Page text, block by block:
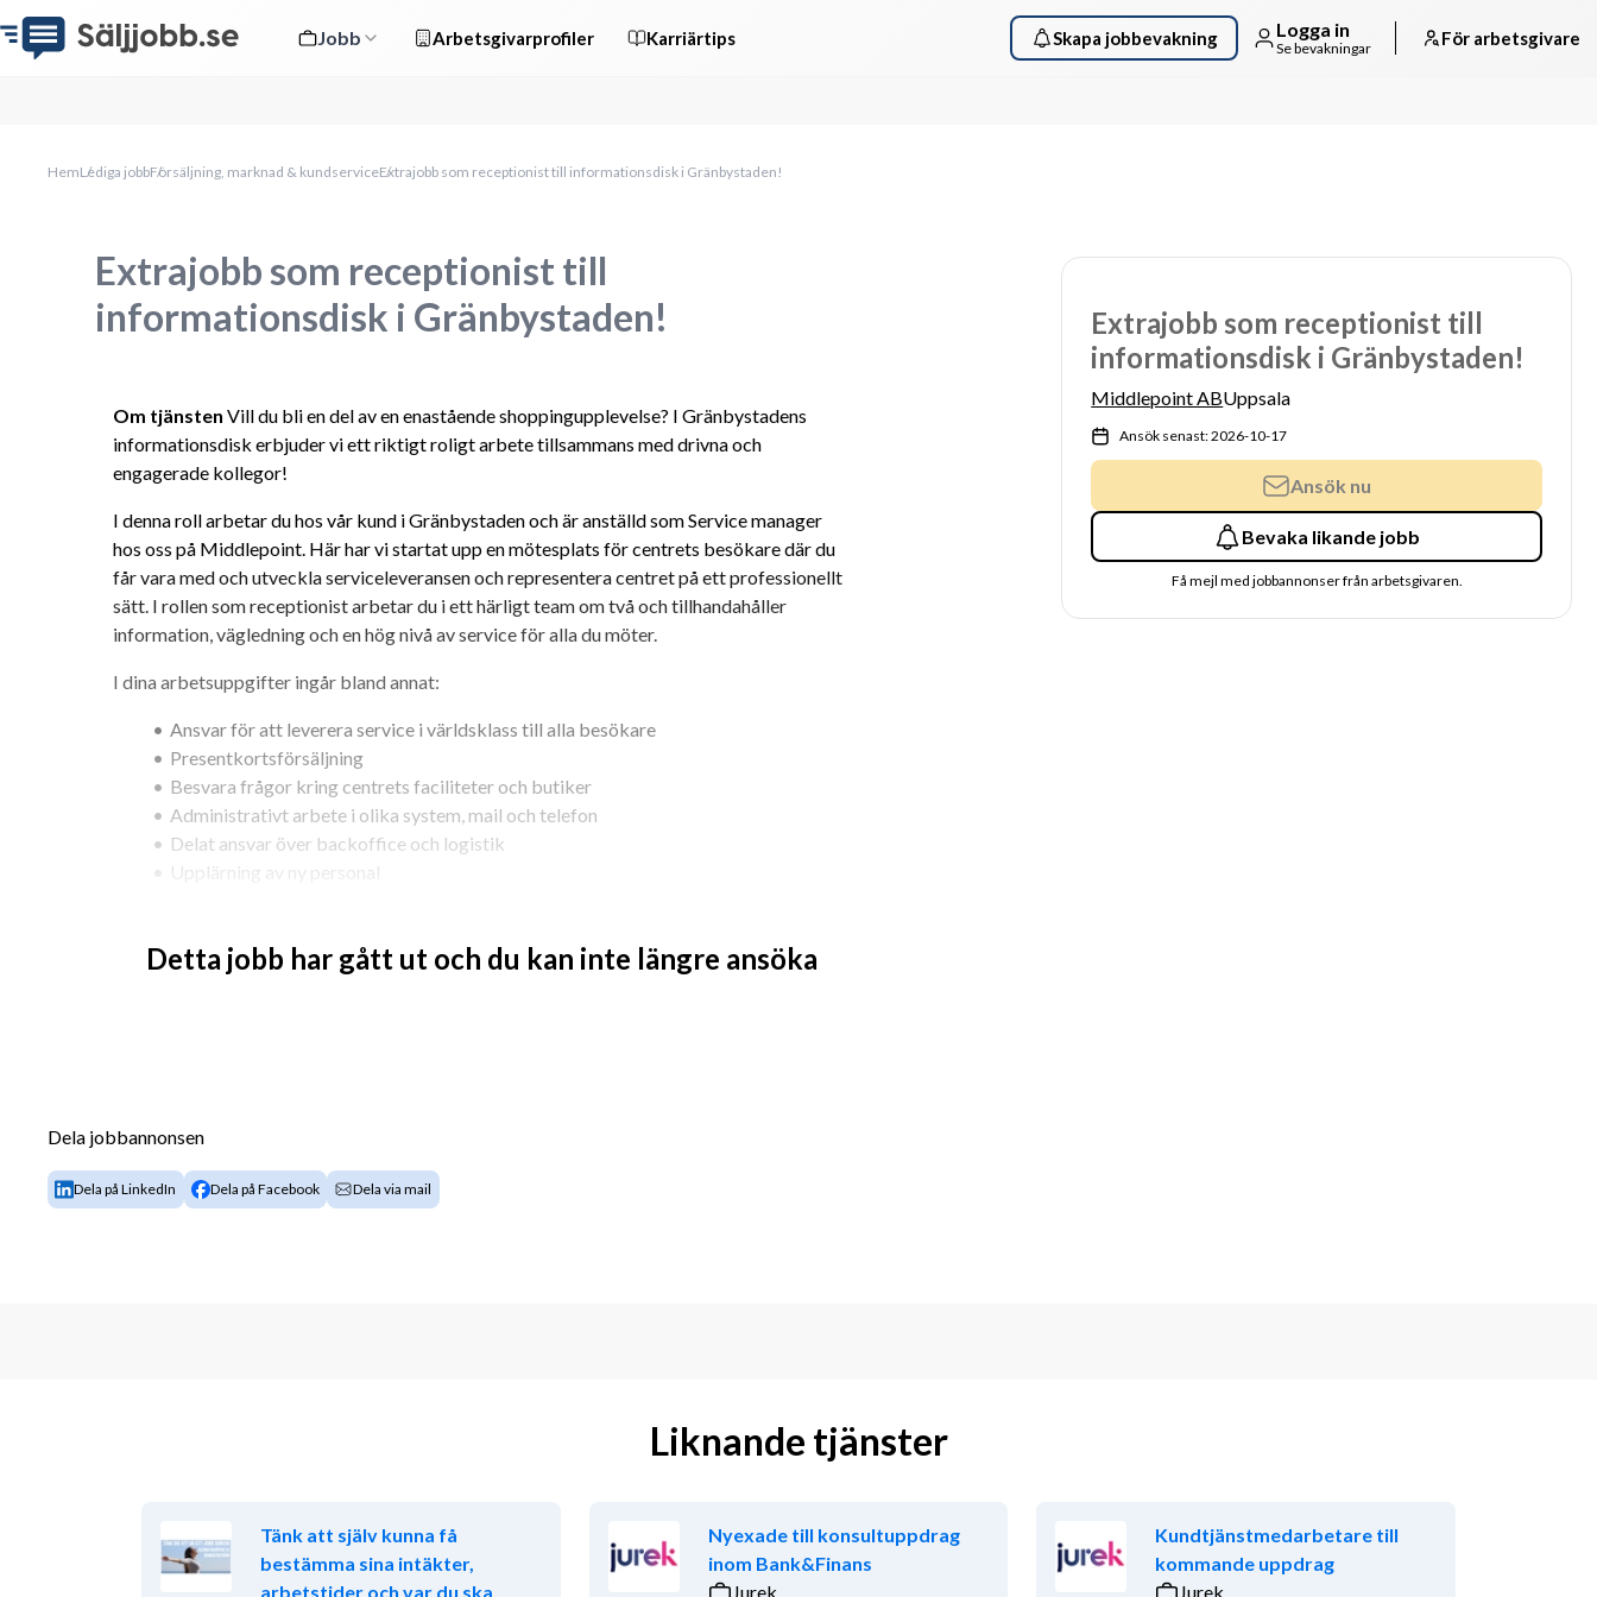
Jobb Arbetsgivarprofiler Karriärtips Skapa jobbevakning Logga in
Se bevakningar För arbetsgivare
HemLediga jobbFörsäljning, marknad & kundserviceExtrajobb som receptionist till informationsdisk i Gränbystaden!
Extrajobb som receptionist till
informationsdisk i Gränbystaden!
Om tjänsten Vill du bli en del av en enastående shoppingupplevelse? I Gränbystadens
informationsdisk erbjuder vi ett riktigt roligt arbete tillsammans med drivna och
engagerade kollegor!
I denna roll arbetar du hos vår kund i Gränbystaden och är anställd som Service manager
hos oss på Middlepoint. Här har vi startat upp en mötesplats för centrets besökare där du
får vara med och utveckla serviceleveransen och representera centret på ett professionellt
sätt. I rollen som receptionist arbetar du i ett härligt team om två och tillhandahåller
information, vägledning och en hög nivå av service för alla du möter.
I dina arbetsuppgifter ingår bland annat:
Ansvar för att leverera service i världsklass till alla besökare
Presentkortsförsäljning
Besvara frågor kring centrets faciliteter och butiker
Administrativt arbete i olika system, mail och telefon
Delat ansvar över backoffice och logistik
Upplärning av ny personal
och älskar att jobba med människor. Du är flexibel, prestigelös och tar dig an dina
arbetsuppgifter med glädje. Vi ser att du är energisk person med en positiv inställning som
Tider: Cirka 09:00-17:30 eller 12:00-20:30. Även stort behov av beredskap
Belägen i Gränbystaden
högklassig arbetsplats- och frontdeskservice sedan starten 2009. Vi är ISO-certifierade
inom kvalité (9001), miljö (14001) och arbetsmiljö (45001) och är ett helägt dotterbolag
mittpunkten.
Detta jobb har gått ut och du kan inte längre ansöka
Extrajobb som receptionist till
informationsdisk i Gränbystaden!
Middlepoint ABUppsala
Ansök senast: 2026-10-17
Ansök nu
Bevaka likande jobb
Få mejl med jobbannonser från arbetsgivaren.
Dela jobbannonsen
Dela på LinkedIn Dela på Facebook Dela via mail
Liknande tjänster
Tänk att själv kunna få
bestämma sina intäkter,
arbetstider och var du ska
Nyexade till konsultuppdrag
inom Bank&Finans
Jurek
Kundtjänstmedarbetare till
kommande uppdrag
Jurek